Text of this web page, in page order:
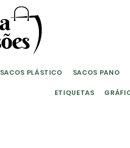
SACOS PLÁSTICO SACOS PANO
ETIQUETAS